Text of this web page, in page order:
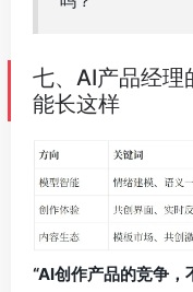
七、AI产品经理
能长这样
“AI创作产品的竞争